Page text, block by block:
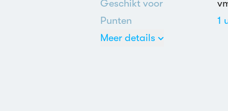
Geschikt voor
Punten
1
Meer details